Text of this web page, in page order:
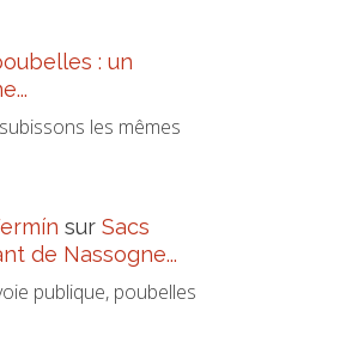
: un
les mêmes
surSacs
de Nassogne...
publique, poubelles